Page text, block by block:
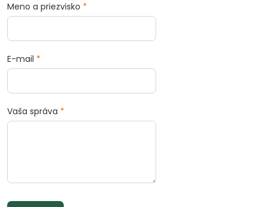
Meno a priezvisko *
E-mail *
Vaša správa *